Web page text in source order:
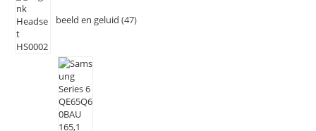
beeld en geluid 47